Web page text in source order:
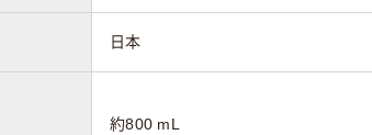
日本
約800 mL